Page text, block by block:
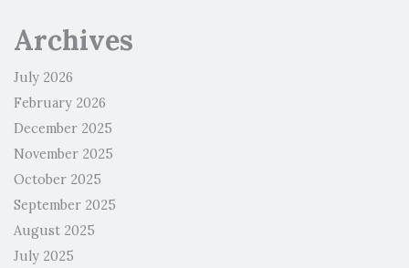
Archives
July 2026
February 2026
December 2025
November 2025
October 2025
September 2025
August 2025
July 2025